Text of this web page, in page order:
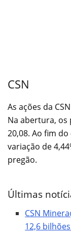
CSN
As ações da
Na abertura, os
20,08. Ao fim
variação de
pregão.
Últimas
CSN
12,6